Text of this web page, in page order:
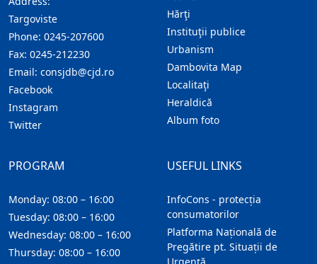
Targoviste
Phone: 0245-207600
Fax: 0245-212230
Email: consjdb@cjd.ro
Facebook
Instagram
Twitter
Hărţi
Instituţii publice
Urbanism
Dambovita Map
Localitaţi
Heraldică
Album foto
USEFUL LINKS
InfoCons - protecția
consumatorilor
Platforma Națională de
Pregătire pt. Situații de
PROGRAM
Monday: 08:00 – 16:00
Tuesday: 08:00 – 16:00
Wednesday: 08:00 – 16:00
Thursday: 08:00 – 16:00